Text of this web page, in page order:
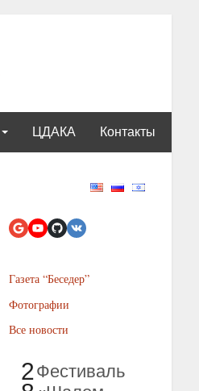
ЦДАКА Контакты
Газета “Беседер”
Фотографии
Все новости
2Фестиваль